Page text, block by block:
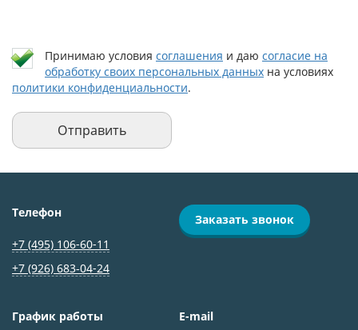
Принимаю условия соглашения и даю согласие на
обработку своих персональных данных на условиях
политики конфиденциальности.
Телефон
+7 (495) 106-60-11
+7 (926) 683‑04-24
Заказать звонок
График работы E-mail